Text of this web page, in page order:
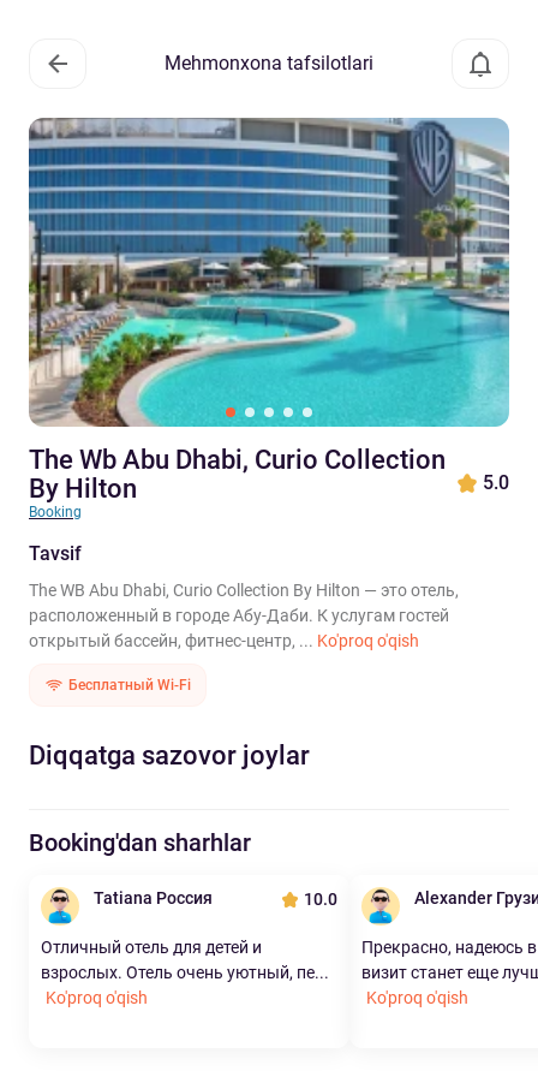
Mehmonxona tafsilotlari
The Wb Abu Dhabi, Curio Collection
By Hilton
Booking
5.0
Tavsif
The WB Abu Dhabi, Curio Collection By Hilton — это отель,
расположенный в городе Абу-Даби. К услугам гостей
открытый бассейн, фитнес-центр, ... Ko'proq o'qish
Бесплатный Wi-Fi
Diqqatga sazovor joylar
Booking'dan sharhlar
Tatiana Россия 10.0
Отличный отель для детей и
взрослых. Отель очень уютный, пе...
Ko'proq o'qish
Alexander
Прекрасно, надеюсь
визит станет еще
Ko'proq o'qish